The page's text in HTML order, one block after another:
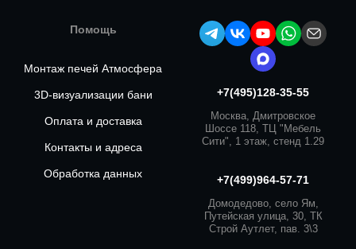
Помощь
Монтаж печей Атмосфера
3D-визуализации бани
Оплата и доставка
Контакты и адреса
Обработка данных
+7(495)128-35-55
Москва, Дмитровское
Шоссе 118, ТЦ "Мебель
Сити", 1 этаж, стенд 1.29
+7(499)964-57-71
Домодедово, село Ям,
Путейская улица, 30, ТК
Строй Аутлет, пав. 3\3